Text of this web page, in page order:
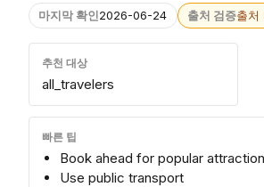
마지막 확인2026-06-24 출처 검증출처
추천 대상
all_travelers
빠른 팁
Book ahead for popular
Use public transport